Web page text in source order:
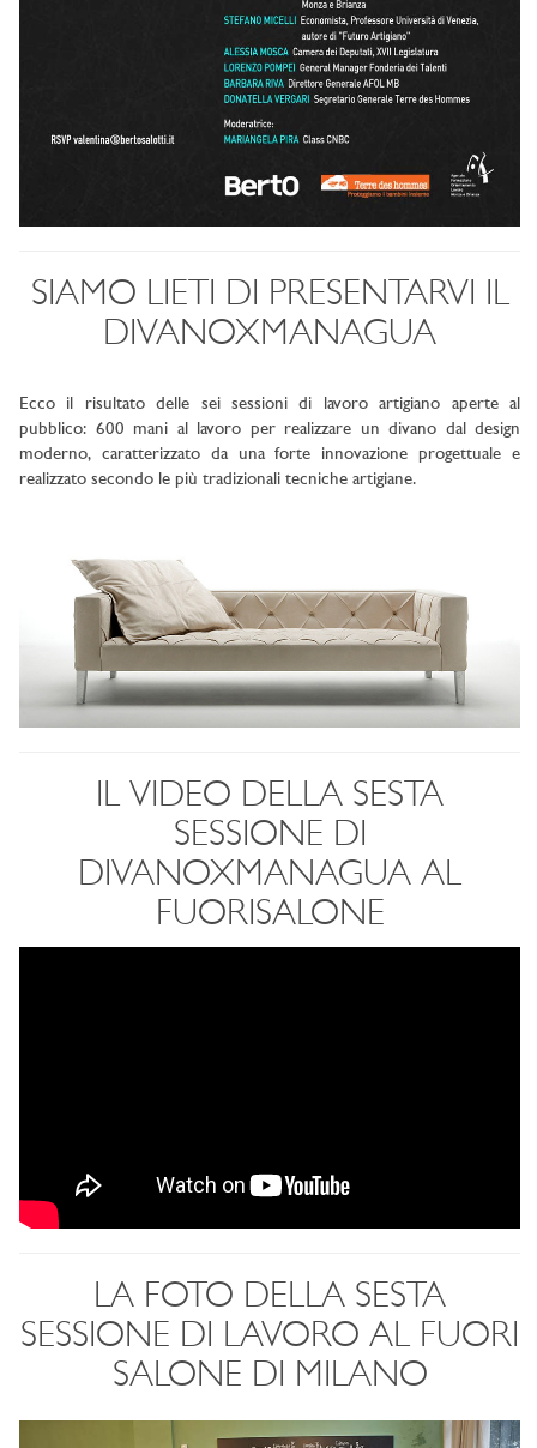
SIAMO LIETI DI PRESENTARVI IL
DIVANOXMANAGUA
Ecco il risultato delle sei sessioni di lavoro artigiano aperte al
pubblico: 600 mani al lavoro per realizzare un divano dal design
moderno, caratterizzato da una forte innovazione progettuale e
realizzato secondo le più tradizionali tecniche artigiane.
IL VIDEO DELLA SESTA
SESSIONE DI
DIVANOXMANAGUA AL
FUORISALONE
LA FOTO DELLA SESTA
SESSIONE DI LAVORO AL FUORI
SALONE DI MILANO